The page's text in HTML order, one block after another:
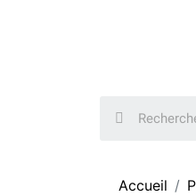
Accueil